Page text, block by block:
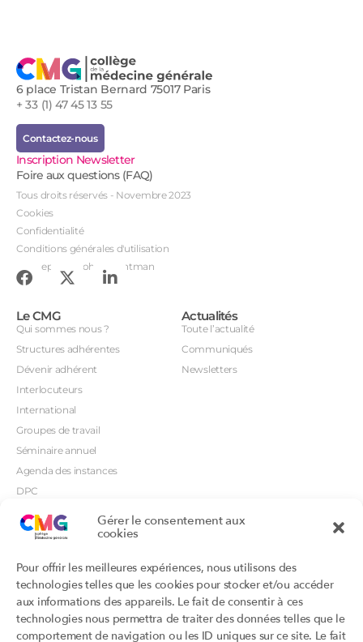
Gérer le consentement aux
cookies
Pour offrir les meilleures expériences, nous utilisons des
technologies telles que les cookies pour stocker et/ou accéder
aux informations des appareils. Le fait de consentir à ces
technologies nous permettra de traiter des données telles que le
comportement de navigation ou les ID uniques sur ce site. Le fait
6 place Tristan Bernard 75017 Paris
+ 33 (1) 47 45 13 55
Contactez-nous
Inscription Newsletter
Foire aux questions (FAQ)
Tous droits réservés - Novembre 2023
Cookies
Confidentialité
Conditions générales d'utilisation
Conception : John Brightman
Le CMG
Qui sommes nous ?
Structures adhérentes
Dévenir adhérent
Interlocuteurs
International
Groupes de travail
Séminaire annuel
Agenda des instances
DPC
CSI
Orientations prioritaires
Actualités
Toute l’actualité
Communiqués
Newsletters
Productions
Productions du Collège
Productions des structures
adhérentes
Labellisation
Portails
Annuaire DU/DIU
Archimede.fr
Ebmfrance.net
Toutes les recos